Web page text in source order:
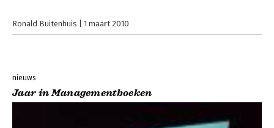
Ronald Buitenhuis 1 maart 2010
nieuws
Jaar in Managementboeken